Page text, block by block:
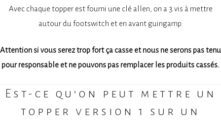
Avec chaque topper est fourni une clé allen, on a 3 vis à mettre
autour du footswitch et en avant guingamp.
Attention si vous serez trop fort ça casse et nous ne serons pas tenu
pour responsable et ne pouvons pas remplacer les produits cassés.
Est-ce qu’on peut mettre un
topper version 1 sur un